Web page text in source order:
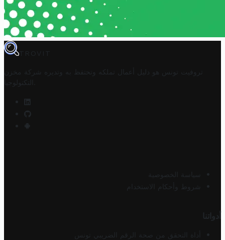
TROVIT
تروفيت تونس هو دليل أعمال تملكه وتحتفظ به وتديره
شركة مخزن
التكنولوجيا
سياسة الخصوصية
شروط وأحكام الاستخدام
أدواتنا
أداة التحقق من صحة الرقم الضريبي تونس